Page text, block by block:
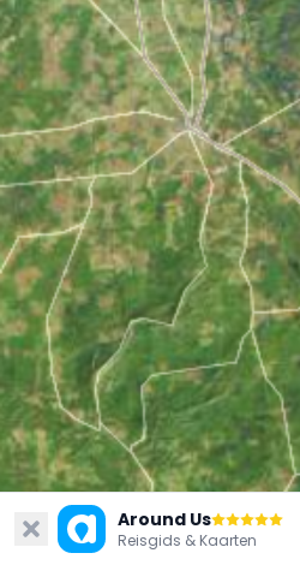
Around Us
Reisgids & Kaarten